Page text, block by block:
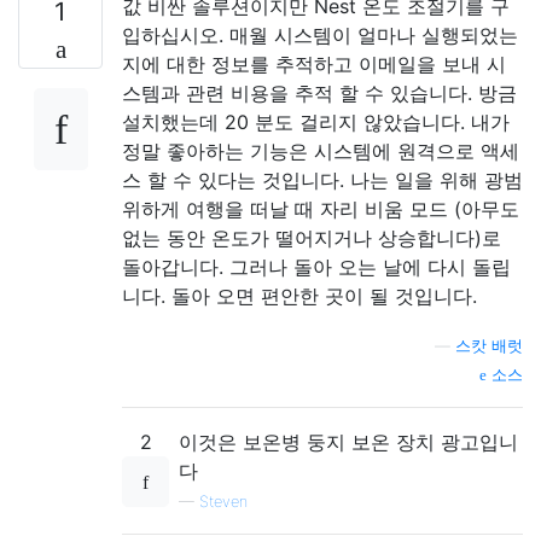
1
값 비싼 솔루션이지만 Nest 온도 조절기를 구
입하십시오. 매월 시스템이 얼마나 실행되었는
지에 대한 정보를 추적하고 이메일을 보내 시
스템과 관련 비용을 추적 할 수 있습니다. 방금
설치했는데 20 분도 걸리지 않았습니다. 내가
정말 좋아하는 기능은 시스템에 원격으로 액세
스 할 수 있다는 것입니다. 나는 일을 위해 광범
위하게 여행을 떠날 때 자리 비움 모드 (아무도
없는 동안 온도가 떨어지거나 상승합니다)로
돌아갑니다. 그러나 돌아 오는 날에 다시 돌립
니다. 돌아 오면 편안한 곳이 될 것입니다.
스캇 배럿
소스
2
이것은 보온병 둥지 보온 장치 광고입니
다
— Steven